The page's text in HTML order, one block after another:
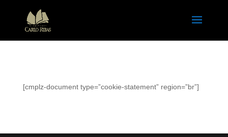
[cmplz-document type=”cookie-statement” region=”br”]